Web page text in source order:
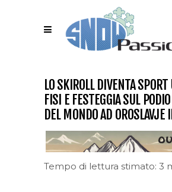
LO SKIROLL DIVENTA
FISI E FESTEGGIA SUL
DEL MONDO AD OROSLAVJE
Tempo di lettura stimato: 3